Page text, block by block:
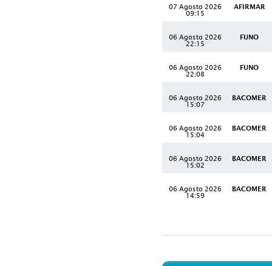
07 Agosto 2026
09:15
AFIRMAR
06 Agosto 2026
22:15
FUNO
06 Agosto 2026
22:08
FUNO
06 Agosto 2026
15:07
BACOMER
06 Agosto 2026
15:04
BACOMER
06 Agosto 2026
15:02
BACOMER
06 Agosto 2026
14:59
BACOMER